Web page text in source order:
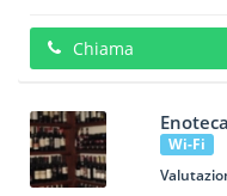
Chiama
Wi-Fi